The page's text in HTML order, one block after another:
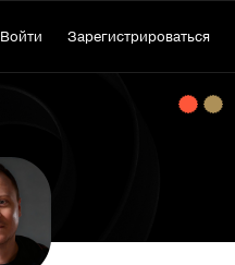
Войти Зарегистрироваться